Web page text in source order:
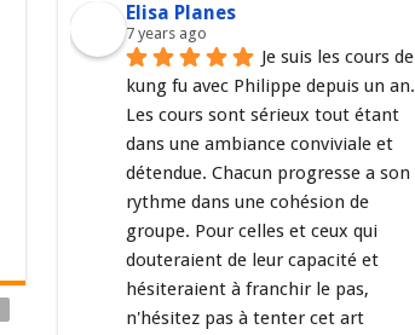
Elisa Planes
7 years ago
Je suis les cours de
kung fu avec Philippe depuis un an.
Les cours sont sérieux tout étant
dans une ambiance conviviale et
détendue. Chacun progresse a son
rythme dans une cohésion de
groupe. Pour celles et ceux qui
douteraient de leur capacité et
hésiteraient à franchir le pas,
n'hésitez pas à tenter cet art